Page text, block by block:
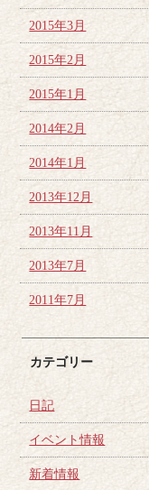
2015年3月
2015年2月
2015年1月
2014年2月
2014年1月
2013年12月
2013年11月
2013年7月
2011年7月
カテゴリー
日記
イベント情報
新着情報